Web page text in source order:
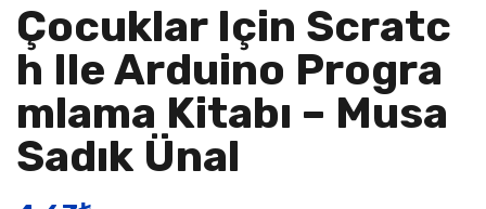
Çocuklar Için Scratc
H Ile Arduino Progra
Mlama Kitabı – Musa
Sadık Ünal